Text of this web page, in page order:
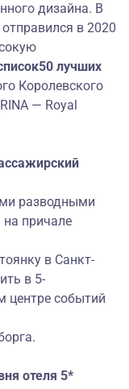
дизайна. В
в 2020
50 лучших
Королевского
— Royal
разводными
на причале
в Санкт-
в 5-
центре событий
.
отеля 5*